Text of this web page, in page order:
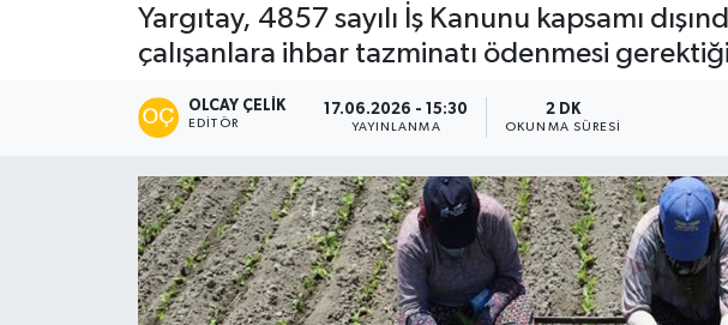
Yargıtay, 4857 sayılı İş Kanunu kapsamı
çalışanlara ihbar tazminatı ödenmesi
OLCAY ÇELIK
EDITÖR
17.06.2026 - 15:30
YAYINLANMA
2 DK
OKUNMA SÜRESI
Gündem
Siyaset
Teknoloji
Tüm Manşetler
Son Dakika Haberleri
Haber Arşivi